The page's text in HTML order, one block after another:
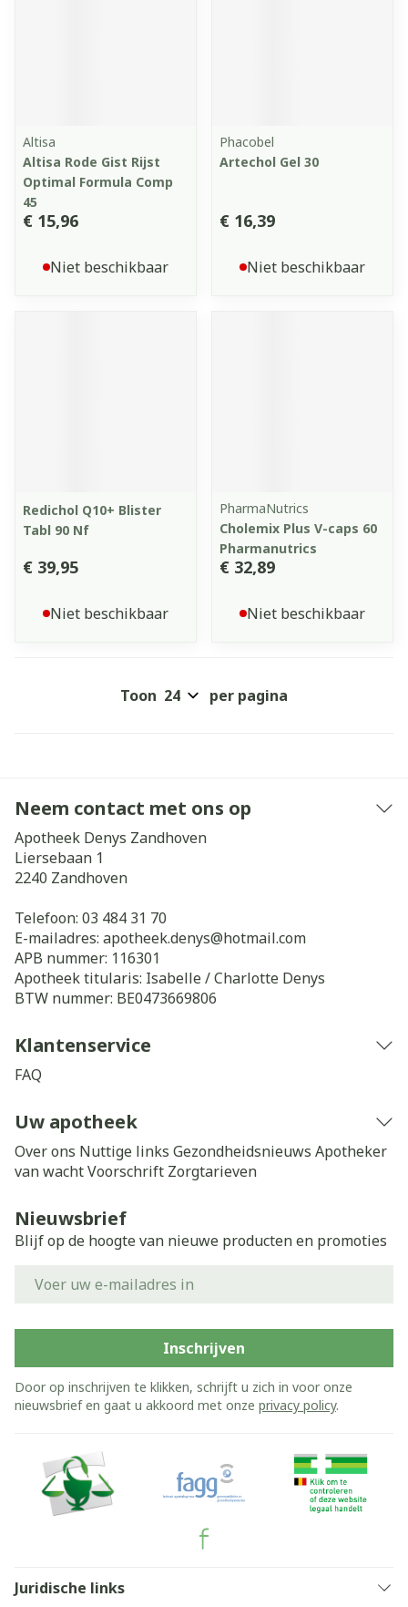
Altisa
Altisa Rode Gist Rijst
Optimal Formula Comp
45
€ 15,96
Niet beschikbaar
Phacobel
Artechol Gel 30
€ 16,39
Niet beschikbaar
Redichol Q10+ Blister
Tabl 90 Nf
€ 39,95
Niet beschikbaar
PharmaNutrics
Cholemix Plus V-caps 60
Pharmanutrics
€ 32,89
Niet beschikbaar
Toon per pagina
Neem contact met ons op
Apotheek Denys Zandhoven
Liersebaan 1
2240 Zandhoven
Telefoon: 03 484 31 70
E-mailadres: apotheek.denys@hotmail.com
APB nummer: 116301
Apotheek titularis: Isabelle / Charlotte Denys
BTW nummer: BE0473669806
Klantenservice
FAQ
Uw apotheek
Over ons Nuttige links Gezondheidsnieuws Apotheker
van wachtVoorschrift Zorgtarieven
Nieuwsbrief
Blijf op de hoogte van nieuwe producten en promoties
Inschrijven
Door op inschrijven te klikken, schrijft u zich in voor onze
nieuwsbrief en gaat u akkoord met onze privacy policy.
Juridische links